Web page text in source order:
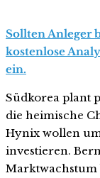
Sollten Anleger
kostenlose
ein.
Südkorea plant
die heimische
Hynix wollen
investieren.
Marktwachstum